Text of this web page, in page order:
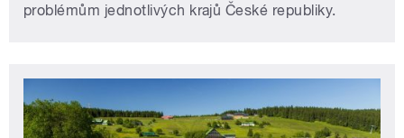
problémům jednotlivých krajů České republiky.